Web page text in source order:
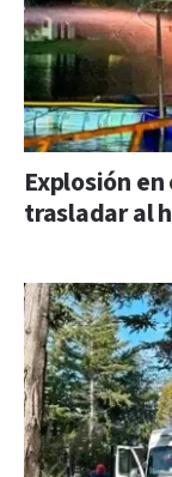
Explosión
trasladar al